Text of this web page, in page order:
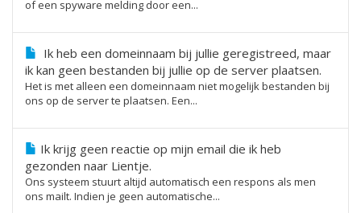
of een spyware melding door een...
Ik heb een domeinnaam bij jullie geregistreed, maar
ik kan geen bestanden bij jullie op de server plaatsen.
Het is met alleen een domeinnaam niet mogelijk bestanden bij
ons op de server te plaatsen. Een...
Ik krijg geen reactie op mijn email die ik heb
gezonden naar Lientje.
Ons systeem stuurt altijd automatisch een respons als men
ons mailt. Indien je geen automatische...